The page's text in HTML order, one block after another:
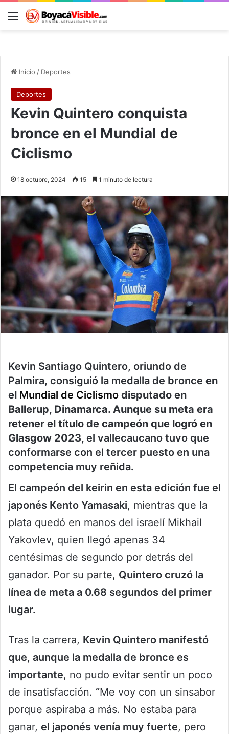
Menú
Inicio / Deportes
Deportes
Kevin Quintero conquista
bronce en el Mundial de
Ciclismo
18 octubre, 2024 15 1 minuto de lectura
Kevin Santiago Quintero, oriundo de
Palmira, consiguió la medalla de bronce en
el Mundial de Ciclismo disputado en
Ballerup, Dinamarca. Aunque su meta era
retener el título de campeón que logró en
Glasgow 2023, el vallecaucano tuvo que
conformarse con el tercer puesto en una
competencia muy reñida.
El campeón del keirin en esta edición fue el
japonés Kento Yamasaki, mientras que la
plata quedó en manos del israelí Mikhail
Yakovlev, quien llegó apenas 34
centésimas de segundo por detrás del
ganador. Por su parte, Quintero cruzó la
línea de meta a 0.68 segundos del primer
lugar.
Tras la carrera, Kevin Quintero manifestó
que, aunque la medalla de bronce es
importante, no pudo evitar sentir un poco
de insatisfacción. “Me voy con un sinsabor
porque aspiraba a más. No estaba para
ganar, el japonés venía muy fuerte, pero